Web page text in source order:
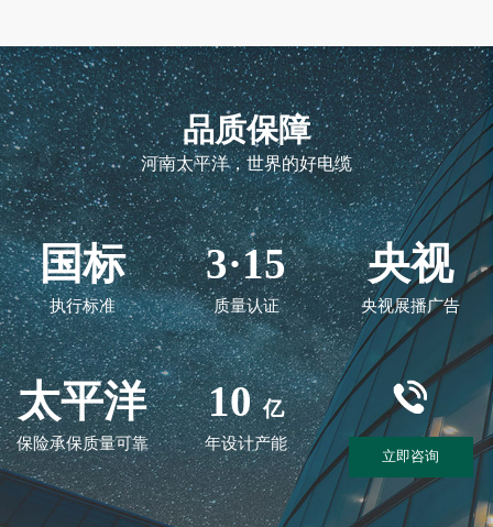
品质保障
河南太平洋，世界的好电缆
国标
执行标准
3·15
质量认证
央视
央视展播广告
太平洋
保险承保质量可靠
10 亿
年设计产能
立即咨询